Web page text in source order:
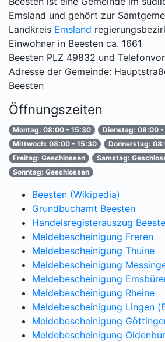
Emsland und gehört zur
Landkreis Emsland
Einwohner in Beesten ca. 1661
Beesten PLZ 49832 und
Adresse der Gemeinde:
Beesten
Öffnungszeiten
Montag: 08:00 - 15:30
Dienstag: 08:00 -
Mittwoch: 08:00 - 15:30
Donnerstag:
Freitag: Geschlossen
Samstag:
Sonntag: Geschlossen
Beesten (Wikipedia)
Grundbuchamt Beesten
Handelsregisterauszug
Meldebescheinigung Freren
Meldebescheinigung Thuine
Meldebescheinigung
Meldebescheinigung
Meldebescheinigung Rheine
Meldebescheinigung Lingen
Meldebescheinigung
Meldebescheinigung